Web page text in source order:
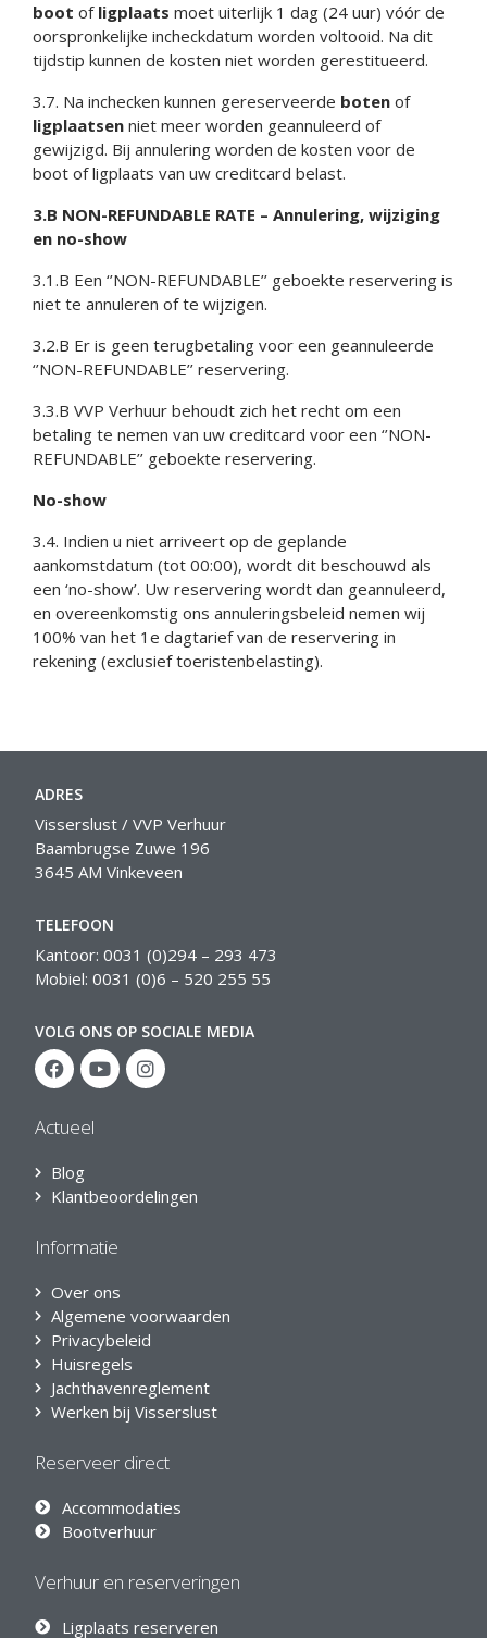
boot of ligplaats moet uiterlijk 1 dag (24 uur) vóór de
oorspronkelijke incheckdatum worden voltooid. Na dit
tijdstip kunnen de kosten niet worden gerestitueerd.
3.7. Na inchecken kunnen gereserveerde boten of
ligplaatsen niet meer worden geannuleerd of
gewijzigd. Bij annulering worden de kosten voor de
boot of ligplaats van uw creditcard belast.
3.B NON-REFUNDABLE RATE – Annulering, wijziging
en no-show
3.1.B Een ‘’NON-REFUNDABLE’’ geboekte reservering is
niet te annuleren of te wijzigen.
3.2.B Er is geen terugbetaling voor een geannuleerde
‘’NON-REFUNDABLE’’ reservering.
3.3.B VVP Verhuur behoudt zich het recht om een
betaling te nemen van uw creditcard voor een ‘’NON-
REFUNDABLE’’ geboekte reservering.
No-show
3.4. Indien u niet arriveert op de geplande
aankomstdatum (tot 00:00), wordt dit beschouwd als
een ‘no-show’. Uw reservering wordt dan geannuleerd,
en overeenkomstig ons annuleringsbeleid nemen wij
100% van het 1e dagtarief van de reservering in
rekening (exclusief toeristenbelasting).
ADRES
Visserslust / VVP Verhuur
Baambrugse Zuwe 196
3645 AM Vinkeveen
TELEFOON
Kantoor: 0031 (0)294 – 293 473
Mobiel: 0031 (0)6 – 520 255 55
VOLG ONS OP SOCIALE MEDIA
Actueel
Blog
Klantbeoordelingen
Informatie
Over ons
Algemene voorwaarden
Privacybeleid
Huisregels
Jachthavenreglement
Werken bij Visserslust
Reserveer direct
Accommodaties
Bootverhuur
Verhuur en reserveringen
Ligplaats reserveren